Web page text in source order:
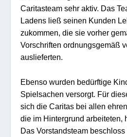
Caritasteam sehr aktiv. Das
Ladens ließ seinen Kunden
zukommen, die sie vorher
Vorschriften ordnungsgemäß
auslieferten.
Ebenso wurden bedürftige
Spielsachen versorgt. Für
sich die Caritas bei allen
die im Hintergrund arbeiteten,
Das Vorstandsteam